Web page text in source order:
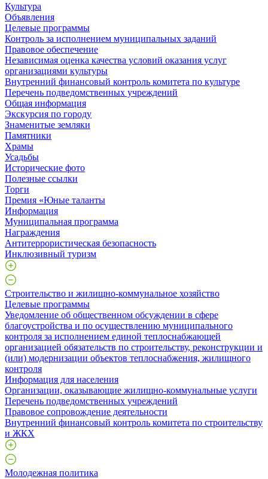
Культура
Объявления
Целевые программы
Контроль за исполнением муниципальных заданий
Правовое обеспечение
Независимая оценка качества условий оказания услуг
организациями культуры
Внутренний финансовый контроль комитета по культуре
Перечень подведомственных учреждений
Общая информация
Экскурсия по городу
Знаменитые земляки
Памятники
Храмы
Усадьбы
Исторические фото
Полезные ссылки
Торги
Премия «Юные таланты
Информация
Муниципальная программа
Награждения
Антитеррористическая безопасность
Инклюзивный туризм
Строительство и жилищно-коммунальное хозяйство
Целевые программы
Уведомление об общественном обсуждении в сфере
благоустройства и по осуществлению муниципального
контроля за исполнением единой теплоснабжающей
организацией обязательств по строительству, реконструкции и
(или) модернизации объектов теплоснабжения, жилищного
контроля
Информация для населения
Организации, оказывающие жилищно-коммунальные услуги
Перечень подведомственных учреждений
Правовое сопровождение деятельности
Внутренний финансовый контроль комитета по строительству
и ЖКХ
Молодежная политика